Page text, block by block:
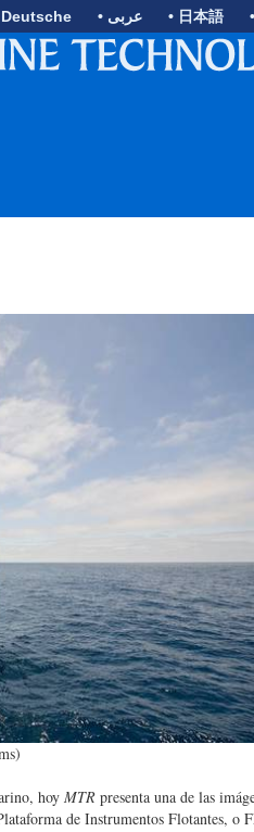
Deutsche • عربى • 日本語
hoy MTR presenta una de las
de Instrumentos Flotantes, o